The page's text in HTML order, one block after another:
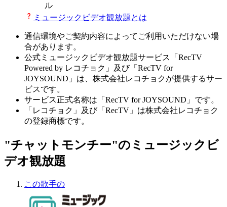
ル
ミュージックビデオ観放題とは
通信環境やご契約内容によってご利用いただけない場
合があります。
公式ミュージックビデオ観放題サービス「RecTV
Powered by レコチョク」及び「RecTV for
JOYSOUND」は、株式会社レコチョクが提供するサー
ビスです。
サービス正式名称は「RecTV for JOYSOUND」です。
「レコチョク」及び「RecTV」は株式会社レコチョク
の登録商標です。
"チャットモンチー"のミュージックビ
デオ観放題
この歌手の